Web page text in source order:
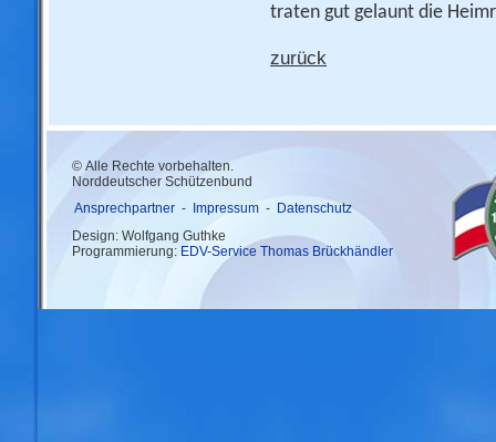
traten gut gelaunt die
zurück
© Alle Rechte vorbehalten.
Norddeutscher Schützenbund
Ansprechpartner - Impressum - Datenschutz
Design: Wolfgang Guthke
Programmierung: EDV-Service Thomas Brückhändler